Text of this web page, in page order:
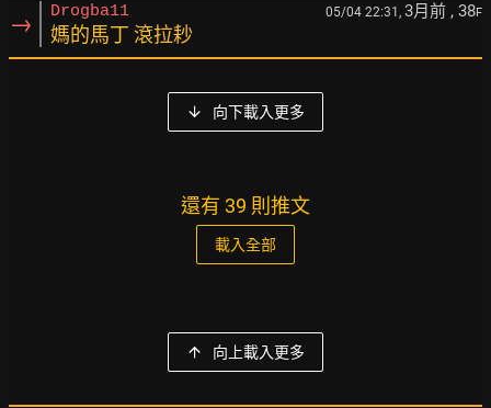
→ Drogba11 05/04 22:31, 3月前 , 38F
媽的馬丁 滾拉耖
向下載入更多
還有 39 則推文
載入全部
向上載入更多